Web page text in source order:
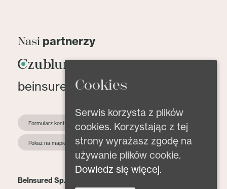
Nasi partnerzy
beinsured@beinsured.pl
Formularz kontaktowy
Pokaż na mapie
BeInsured Sp. z o.o.
Cookies
Serwis korzysta z plików
cookies. Korzystając z tej
strony wyrażasz zgodę na
używanie plików cookie.
Dowiedz się więcej.